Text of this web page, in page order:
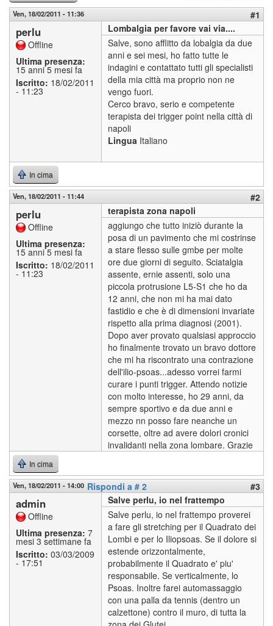
Ven, 18/02/2011 - 11:36 #1
perlu
Offline
Ultima presenza:
15 anni 5 mesi fa
Iscritto: 18/02/2011
- 11:23
Lombalgia per favore vai via....
Salve, sono afflitto da lobalgia da due
anni e sei mesi, ho fatto tutte le
indagini e contattato tutti gli specialisti
della mia città ma proprio non ne
vengo fuori.
Cerco bravo, serio e competente
terapista dei trigger point nella città di
napoli
Lingua Italiano
In cima
Ven, 18/02/2011 - 11:44 #2
perlu
Offline
Ultima presenza:
15 anni 5 mesi fa
Iscritto: 18/02/2011
- 11:23
terapista zona napoli
aggiungo che tutto iniziò durante la
posa di un pavimento che mi costrinse
a stare flesso sulle gmbe per molte
ore due giorni di seguito. Sciatalgia
assente, ernie assenti, solo una
piccola protrusione L5-S1 che ho da
12 anni, che non mi ha mai dato
fastidio e che è di dimensioni invariate
rispetto alla prima diagnosi (2001).
Dopo aver provato qualsiasi approccio
ho finalmente trovato un bravo dottore
che mi ha riscontrato una contrazione
dell'ilio-psoas...adesso vorrei farmi
curare i punti trigger. Attendo notizie
con molto interesse, ho 29 anni, da
sempre sportivo e da due anni e
mezzo nn posso fare neanche un
corsette, oltre ad avere dolori cronici
invalidanti nella zona lombare. Grazie
In cima
Ven, 18/02/2011 - 14:00 Rispondi a # 2 #3
admin
Offline
Ultima presenza: 7
mesi 3 settimane fa
Iscritto: 03/03/2009
- 17:51
Salve perlu, io nel frattempo
Salve perlu, io nel frattempo proverei
a fare gli stretching per il Quadrato dei
Lombi e per lo Iliopsoas. Se il dolore si
estende orizzontalmente,
probabilmente il Quadrato e' piu'
responsabile. Se verticalmente, lo
Psoas. Inoltre farei automassaggio
con una palla da tennis (dentro un
calzettone) contro il muro, di tutta la